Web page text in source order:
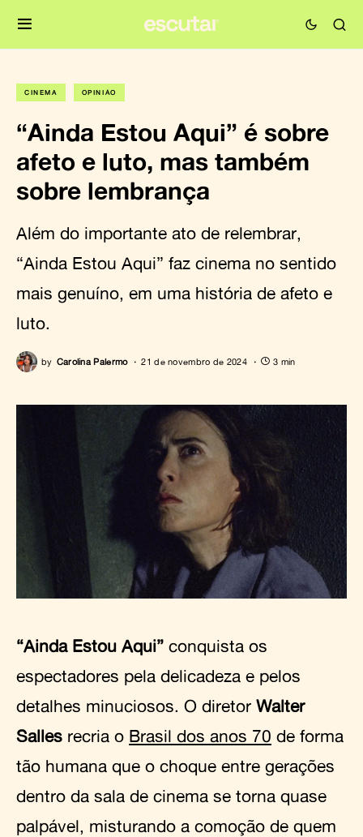
CINEMA OPINIÃO
“Ainda Estou Aqui” é sobre
afeto e luto, mas também
sobre lembrança
Além do importante ato de relembrar,
“Ainda Estou Aqui” faz cinema no sentido
mais genuíno, em uma história de afeto e
luto.
by Carolina Palermo 21 de novembro de 2024 3 min
“Ainda Estou Aqui” conquista os
espectadores pela delicadeza e pelos
detalhes minuciosos. O diretor Walter
Salles recria o Brasil dos anos 70 de forma
tão humana que o choque entre gerações
dentro da sala de cinema se torna quase
palpável, misturando a comoção de quem